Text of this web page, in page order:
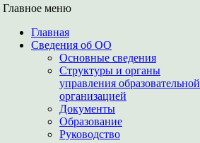
Главное меню
Главная
Сведения об ОО
Основные сведения
Структуры и органы
управления образовательной
организацией
Документы
Образование
Руководство